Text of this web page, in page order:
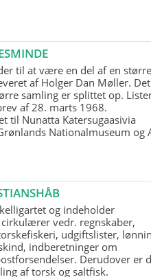
til at være en del af en
af Holger Dan Møller.
samling er splittet op.
af 28. marts 1968.
til Nunatta Katersugaasivia
Nationalmuseum og
og indeholder
vedr. regnskaber,
udgiftslister,
indberetninger om
Derudover er
af torsk og saltfisk.